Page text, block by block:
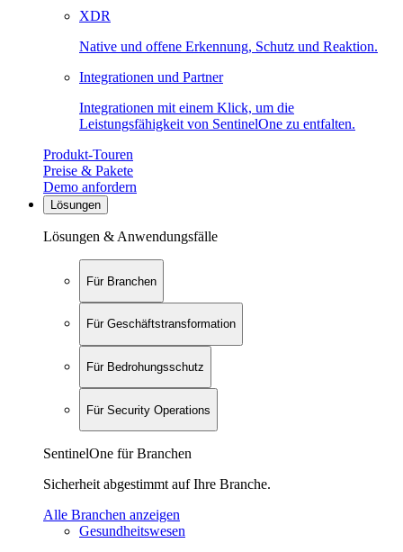
XDR
Native und offene Erkennung, Schutz und Reaktion.
Integrationen und Partner
Integrationen mit einem Klick, um die
Leistungsfähigkeit von SentinelOne zu entfalten.
Produkt-Touren
Preise & Pakete
Demo anfordern
Lösungen
Lösungen & Anwendungsfälle
Für Branchen
Für Geschäftstransformation
Für Bedrohungsschutz
Für Security Operations
SentinelOne für Branchen
Sicherheit abgestimmt auf Ihre Branche.
Alle Branchen anzeigen
Gesundheitswesen